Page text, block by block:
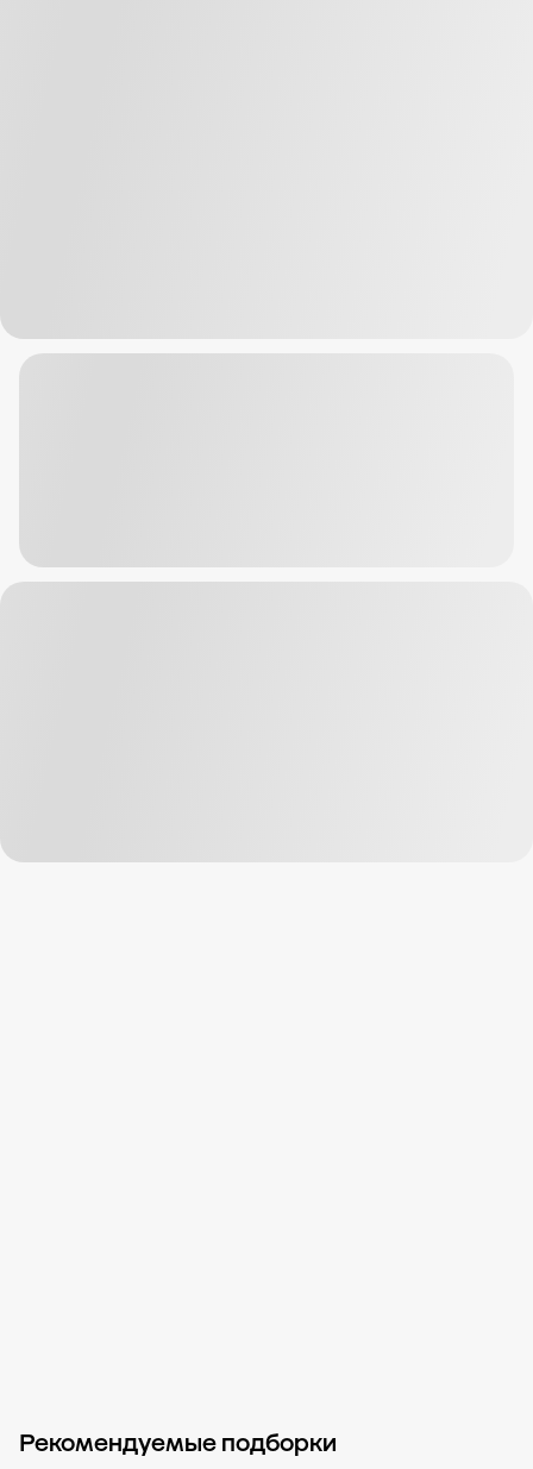
Рекомендуемые подборки
Новости компании Журнал ЗОЛОТОЙ Блог